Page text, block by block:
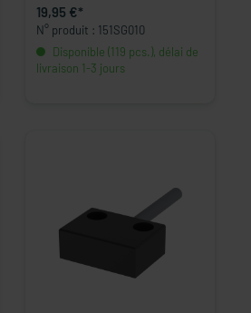
19,95 €*
N° produit : 151SG010
Disponible (119 pcs.), délai de
livraison 1-3 jours